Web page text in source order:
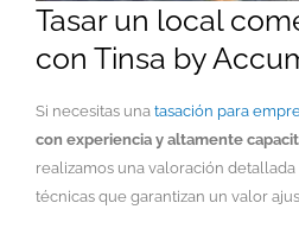
Tasar un local
con Tinsa by
Si necesitas una tasación para
con experiencia y altamente
realizamos una valoración
técnicas que garantizan un valor